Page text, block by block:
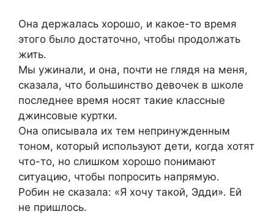
Она держалась хорошо, и какое-то время
этого было достаточно, чтобы продолжать
жить.
Мы ужинали, и она, почти не глядя на меня,
сказала, что большинство девочек в школе
последнее время носят такие классные
джинсовые куртки.
Она описывала их тем непринужденным
тоном, который используют дети, когда хотят
что-то, но слишком хорошо понимают
ситуацию, чтобы попросить напрямую.
Робин не сказала: «Я хочу такой, Эдди». Ей
не пришлось.